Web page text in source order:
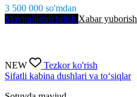
3 500 000 so'mdan
Mavjudligini bilish Xabar yuborish
NEW
Tezkor ko'rish
Sifatli kabina dushlari va to‘siqlar